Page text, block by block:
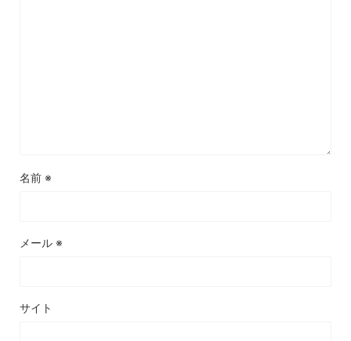
名前 ※
メール ※
サイト